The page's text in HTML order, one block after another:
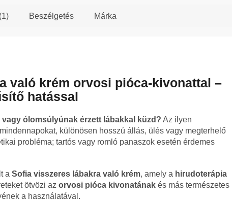
Beszélgetés Márka
való krém orvosi pióca-kivonattal –
hatással
ólomsúlyúnak érzett lábakkal küzd? Az ilyen
különösen hosszú állás, ülés vagy megterhelő
probléma; tartós vagy romló panaszok esetén érdemes
a Sofia visszeres lábakra való krém, amely a hirudoterápia
ötvözi az orvosi pióca kivonatának és más természetes
a használatával.